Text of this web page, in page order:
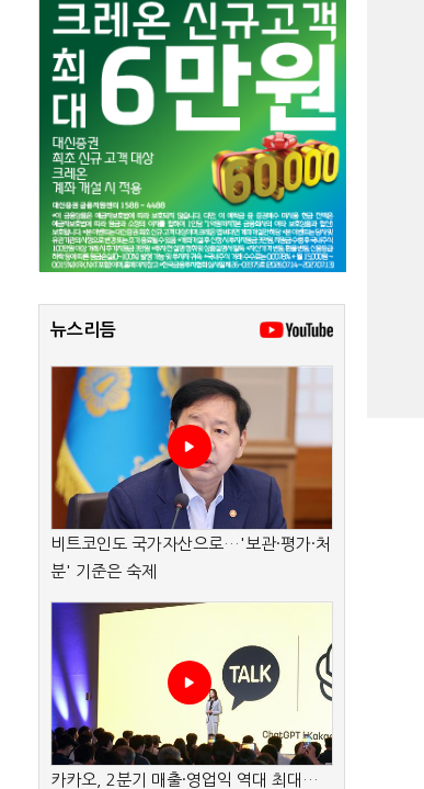
뉴스리듬
비트코인도 국가자산으로…'보관·평가·처
분' 기준은 숙제
카카오, 2분기 매출·영업익 역대 최대…